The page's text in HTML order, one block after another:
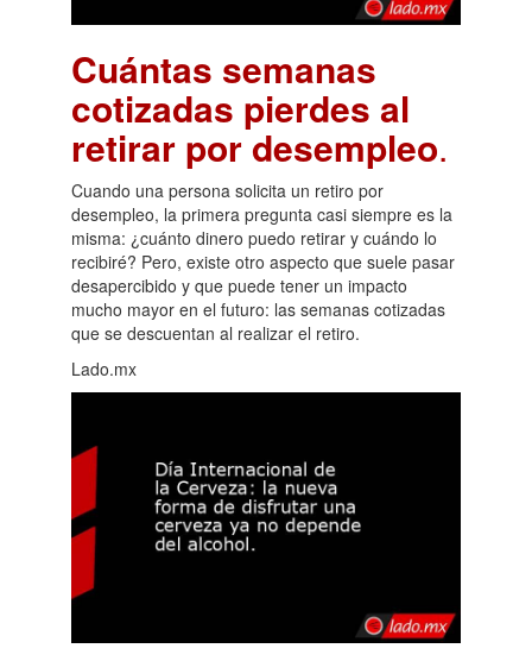
Cuántas semanas
cotizadas pierdes al
retirar por desempleo.
Cuando una persona solicita un retiro por
desempleo, la primera pregunta casi siempre es la
misma: ¿cuánto dinero puedo retirar y cuándo lo
recibiré? Pero, existe otro aspecto que suele pasar
desapercibido y que puede tener un impacto
mucho mayor en el futuro: las semanas cotizadas
que se descuentan al realizar el retiro.
Lado.mx